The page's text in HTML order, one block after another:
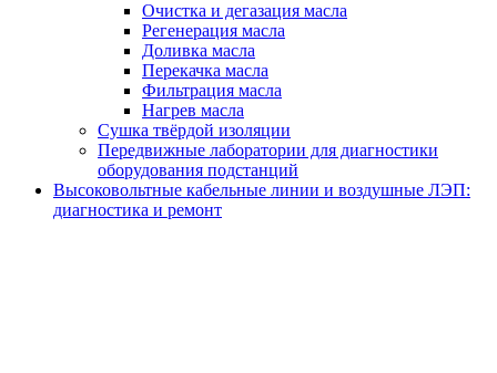
Очистка и дегазация масла
Регенерация масла
Доливка масла
Перекачка масла
Фильтрация масла
Нагрев масла
Сушка твёрдой изоляции
Передвижные лаборатории для диагностики
оборудования подстанций
Высоковольтные кабельные линии и воздушные ЛЭП:
диагностика и ремонт